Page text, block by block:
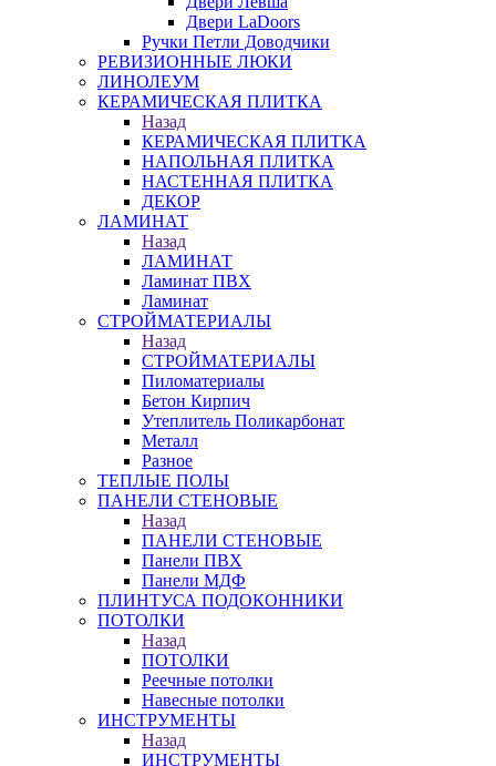
Двери LaDoors
Ручки Петли Доводчики
РЕВИЗИОННЫЕ ЛЮКИ
ЛИНОЛЕУМ
КЕРАМИЧЕСКАЯ ПЛИТКА
Назад
КЕРАМИЧЕСКАЯ ПЛИТКА
НАПОЛЬНАЯ ПЛИТКА
НАСТЕННАЯ ПЛИТКА
ДЕКОР
ЛАМИНАТ
Назад
ЛАМИНАТ
Ламинат ПВХ
Ламинат
СТРОЙМАТЕРИАЛЫ
Назад
СТРОЙМАТЕРИАЛЫ
Пиломатериалы
Бетон Кирпич
Утеплитель Поликарбонат
Металл
Разное
ТЕПЛЫЕ ПОЛЫ
ПАНЕЛИ СТЕНОВЫЕ
Назад
ПАНЕЛИ СТЕНОВЫЕ
Панели ПВХ
Панели МДФ
ПЛИНТУСА ПОДОКОННИКИ
ПОТОЛКИ
Назад
ПОТОЛКИ
Реечные потолки
Навесные потолки
ИНСТРУМЕНТЫ
Назад
ИНСТРУМЕНТЫ